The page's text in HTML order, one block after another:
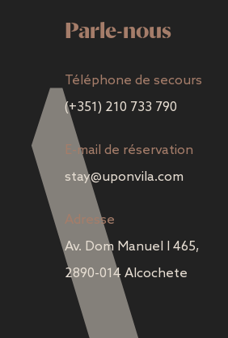
Parle-nous
Téléphone de secours
(+351) 210 733 790
E-mail de réservation
stay@uponvila.com
Adresse
Av. Dom Manuel I 465,
2890-014 Alcochete